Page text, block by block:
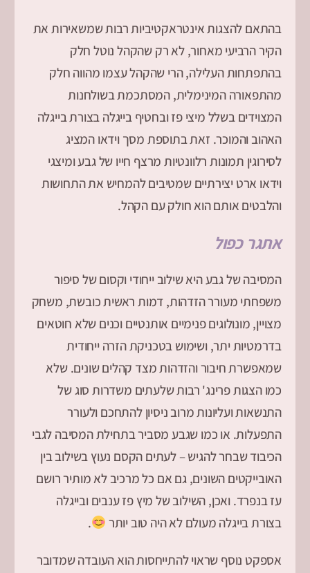
בהתאם להצגות אינטראקטיביות רבות שמשאירות את
הקיר הרביעי מאחור, לא רק שהקהל נוטל חלק
בהתפתחות העלילה, הרי שהקהל עצמו מהווה חלק
מהתפאורה המינימלית, המסתכמת בשולחנות
המצוידים בשלל מיצי פז ובחטיף בייגלה בצורת בייגלה
האהוב והמוכר. זאת בתוספת מסך וידאו המציג
לסירוגין תמונות רלוונטיות מרצף חייו של גבע ומיצגי
וידאו ארט יצירתיים שמטיבים להמחיש את התחושות
והלבטים אותם הוא חולק עם הקהל.
אתגר כפול
המסיבה של גבע היא שילוב ייחודי וקסום של סיפור
משפחתי מעורר הזדהות, דמות ראשית כובשת, משחק
מצויין, מונולוגים פנימיים אותנטיים וכנים שלא חוטאים
בדרמטיות יתר, ושימוש בטכניקת הזרה ייחודית
שמאפשרת חיבור והזדהות מצד קהלים שונים. שלא
כמו הצגות פרינג' רבות שלעתים משדרות סוג של
התנשאות ועליונות מרוב ניסיון להתחכם ולעורר
התפעלות. או כמו שגבע מסביר בתחילת המסיבה לגבי
הכיבוד שבחר להגיש – לעתים הקסם נעוץ בשילוב בין
האובייקטים השונים, גם אם כל מרכיב לא מותיר רושם
עז בנפרד. ואכן, השילוב של מיץ פז ענבים ובייגלה
בצורת בייגלה מעולם לא היה טוב יותר
.
אספקט נוסף שראוי להתייחסות הוא העובדה שמדובר